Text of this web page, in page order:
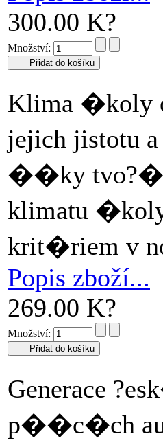
300.00 K?
Množství:
Klima �koly
jejich jistotu
��ky tvo?�
klimatu
krit�riem v
Popis zboží...
269.00 K?
Množství:
Generace
p��c�ch